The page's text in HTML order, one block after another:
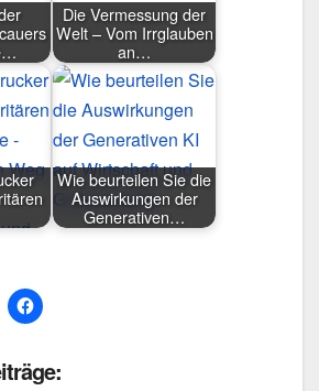
Die Vermessung der
Welt – Vom Irrglauben
an…
Wie beurteilen Sie die
Auswirkungen der
Generativen…